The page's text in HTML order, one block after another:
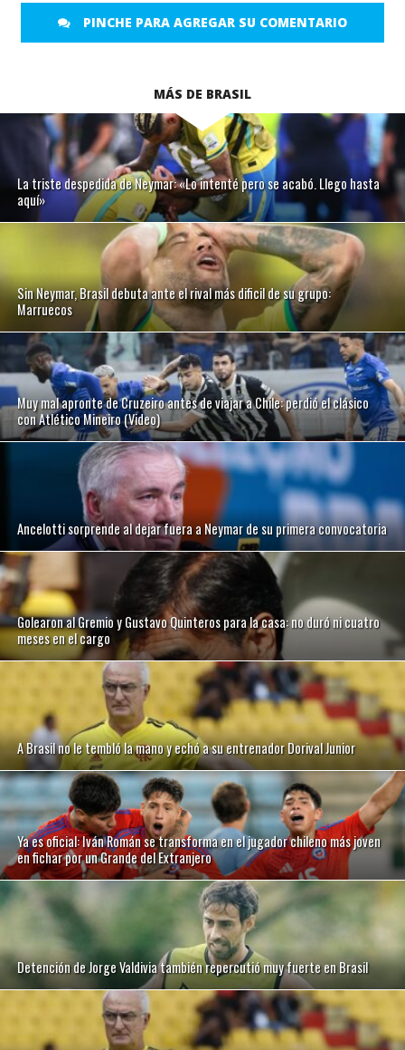
PINCHE PARA AGREGAR SU COMENTARIO
MÁS DE BRASIL
La triste despedida de Neymar: «Lo intenté pero se acabó. Llego hasta
aquí»
Sin Neymar, Brasil debuta ante el rival más dificil de su grupo:
Marruecos
Muy mal apronte de Cruzeiro antes de viajar a Chile: perdió el clásico
con Atlético Mineiro (Video)
Ancelotti sorprende al dejar fuera a Neymar de su primera convocatoria
Golearon al Gremio y Gustavo Quinteros para la casa: no duró ni cuatro
meses en el cargo
A Brasil no le tembló la mano y echó a su entrenador Dorival Junior
Ya es oficial: Iván Román se transforma en el jugador chileno más joven
en fichar por un Grande del Extranjero
Detención de Jorge Valdivia también repercutió muy fuerte en Brasil